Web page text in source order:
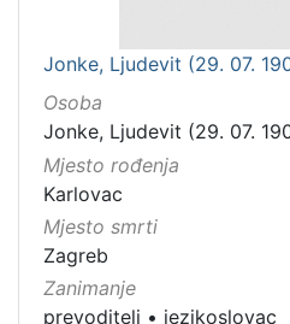
Jonke, Ljudevit (29. 07.
Osoba
Jonke, Ljudevit (29. 07.
Mjesto rođenja
Karlovac
Mjesto smrti
Zagreb
Zanimanje
prevoditelj • jezikoslovac